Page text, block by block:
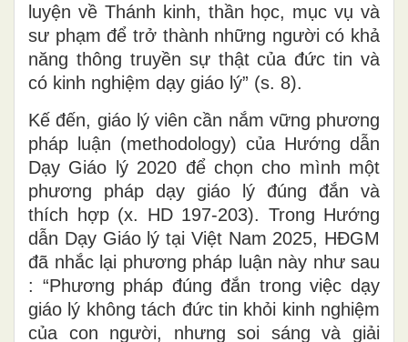
luyện về Thánh kinh, thần học, mục vụ và
sư phạm để trở thành những người có khả
năng thông truyền sự thật của đức tin và
có kinh nghiệm dạy giáo lý” (s. 8).
Kế đến, giáo lý viên cần nắm vững phương
pháp luận (methodology) của Hướng dẫn
Dạy Giáo lý 2020 để chọn cho mình một
phương pháp dạy giáo lý đúng đắn và
thích hợp (x. HD 197-203). Trong Hướng
dẫn Dạy Giáo lý tại Việt Nam 2025, HĐGM
đã nhắc lại phương pháp luận này như sau
: “Phương pháp đúng đắn trong việc dạy
giáo lý không tách đức tin khỏi kinh nghiệm
của con người, nhưng soi sáng và giải